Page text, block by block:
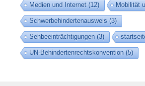
Medien und Internet (12) Mobilität
Schwerbehindertenausweis (3)
Sehbeeinträchtigungen (3)
UN-Behindertenrechtskonvention (5)